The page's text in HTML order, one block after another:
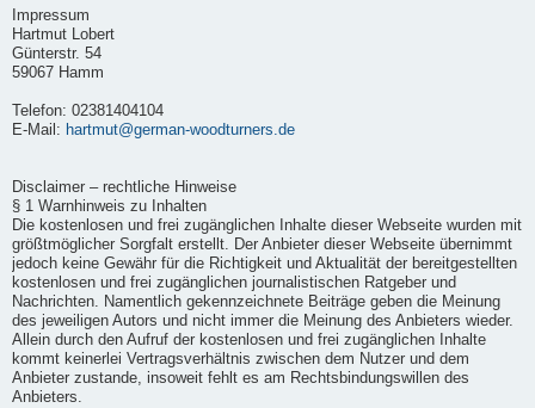
Impressum
Hartmut Lobert
Günterstr. 54
59067 Hamm
Telefon: 02381404104
E-Mail: hartmut@german-woodturners.de
Disclaimer – rechtliche Hinweise
§ 1 Warnhinweis zu Inhalten
Die kostenlosen und frei zugänglichen Inhalte dieser Webseite wurden mit
größtmöglicher Sorgfalt erstellt. Der Anbieter dieser Webseite übernimmt
jedoch keine Gewähr für die Richtigkeit und Aktualität der bereitgestellten
kostenlosen und frei zugänglichen journalistischen Ratgeber und
Nachrichten. Namentlich gekennzeichnete Beiträge geben die Meinung
des jeweiligen Autors und nicht immer die Meinung des Anbieters wieder.
Allein durch den Aufruf der kostenlosen und frei zugänglichen Inhalte
kommt keinerlei Vertragsverhältnis zwischen dem Nutzer und dem
Anbieter zustande, insoweit fehlt es am Rechtsbindungswillen des
Anbieters.